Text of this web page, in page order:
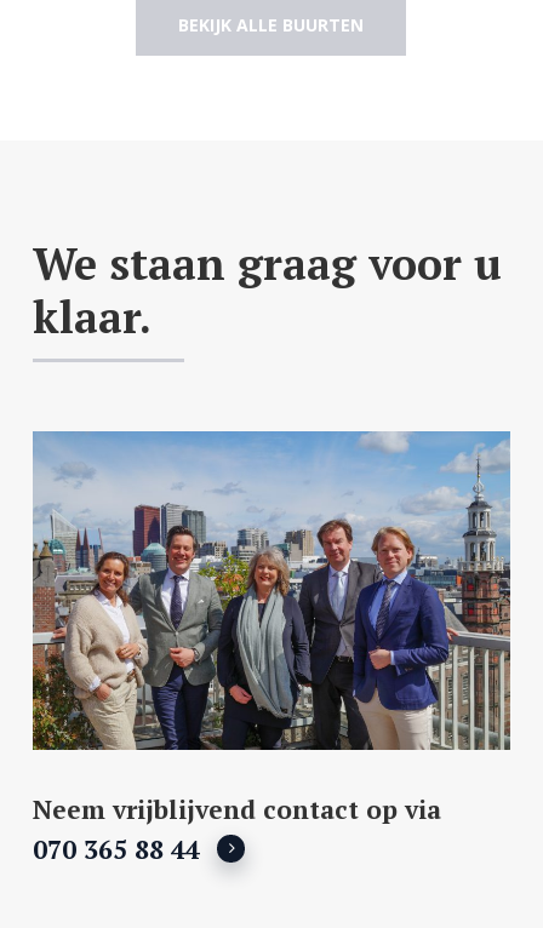
BEKIJK ALLE BUURTEN
We staan graag voor u
klaar.
Neem vrijblijvend contact op via
070 365 88 44